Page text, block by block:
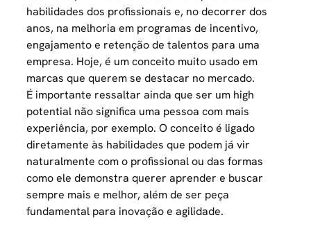
habilidades dos profissionais e, no decorrer dos
anos, na melhoria em programas de incentivo,
engajamento e retenção de talentos para uma
empresa. Hoje, é um conceito muito usado em
marcas que querem se destacar no mercado.
É importante ressaltar ainda que ser um high
potential não significa uma pessoa com mais
experiência, por exemplo. O conceito é ligado
diretamente às habilidades que podem já vir
naturalmente com o profissional ou das formas
como ele demonstra querer aprender e buscar
sempre mais e melhor, além de ser peça
fundamental para inovação e agilidade.